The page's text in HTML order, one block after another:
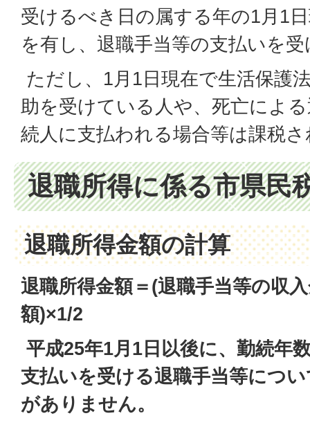
受けるべき日の属する年の1月1
を有し、退職手当等の支払いを
ただし、1月1日現在で生活保護
助を受けている人や、死亡によ
続人に支払われる場合等は課税
退職所得に係る市県民
退職所得金額の計算
退職所得金額＝(退職手当等の収
額)×1/2
平成25年1月1日以後に、勤続年
支払いを受ける退職手当等につ
がありません。